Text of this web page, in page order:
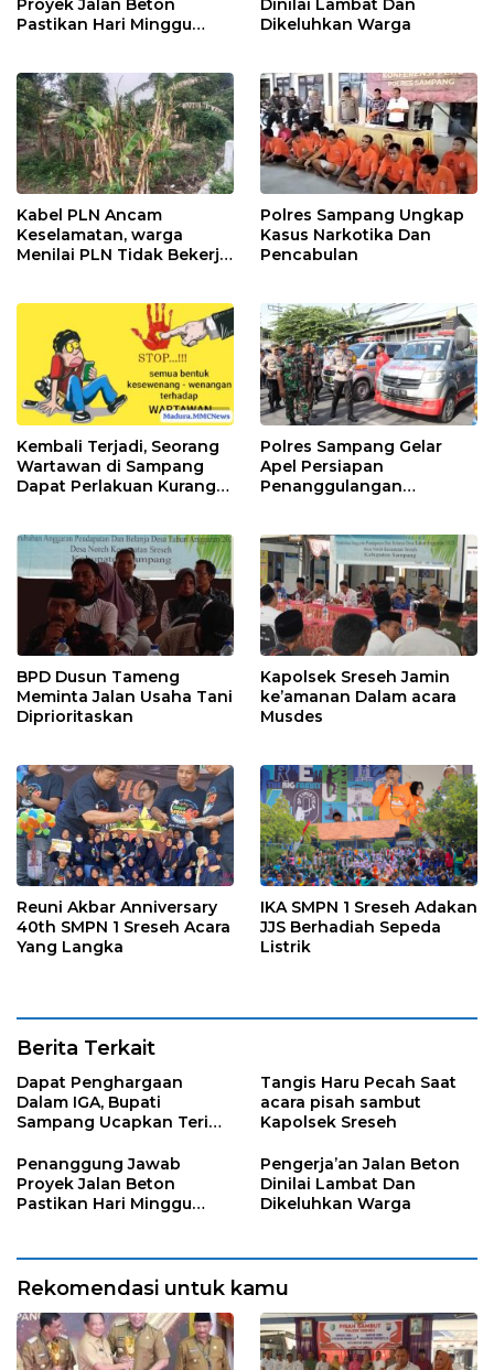
Proyek Jalan Beton
Pastikan Hari Minggu
Dinilai Lambat Dan
Dikeluhkan Warga
Kabel PLN Ancam
Keselamatan, warga
Menilai PLN Tidak Bekerja
Polres Sampang Ungkap
Kasus Narkotika Dan
Pencabulan
Kembali Terjadi, Seorang
Wartawan di Sampang
Dapat Perlakuan Kurang
Polres Sampang Gelar
Apel Persiapan
Penanggulangan
BPD Dusun Tameng
Meminta Jalan Usaha Tani
Diprioritaskan
Kapolsek Sreseh Jamin
ke’amanan Dalam acara
Musdes
Reuni Akbar Anniversary
40th SMPN 1 Sreseh Acara
Yang Langka
IKA SMPN 1 Sreseh Adakan
JJS Berhadiah Sepeda
Listrik
Berita Terkait
Dapat Penghargaan
Dalam IGA, Bupati
Sampang Ucapkan Terima
Tangis Haru Pecah Saat
acara pisah sambut
Kapolsek Sreseh
Penanggung Jawab
Proyek Jalan Beton
Pastikan Hari Minggu
Pengerja’an Jalan Beton
Dinilai Lambat Dan
Dikeluhkan Warga
Rekomendasi untuk kamu